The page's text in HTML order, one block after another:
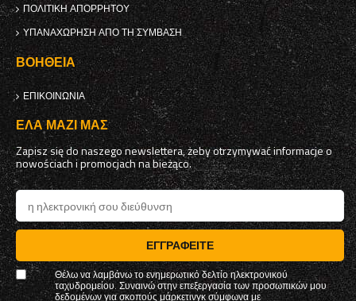
ΠΟΛΙΤΙΚΉ ΑΠΟΡΡΉΤΟΥ
ΥΠΑΝΑΧΏΡΗΣΗ ΑΠΌ ΤΗ ΣΎΜΒΑΣΗ
ΒΟΉΘΕΙΑ
ΕΠΙΚΟΙΝΩΝΊΑ
ΈΛΑ ΜΑΖΊ ΜΑΣ
Zapisz się do naszego newslettera, żeby otrzymywać informacje o
nowościach i promocjach na bieżąco.
ΕΓΓΡΑΦΕΊΤΕ
Θέλω να λαμβάνω το ενημερωτικό δελτίο ηλεκτρονικού
ταχυδρομείου. Συναινώ στην επεξεργασία των προσωπικών μου
δεδομένων για σκοπούς μάρκετινγκ σύμφωνα με